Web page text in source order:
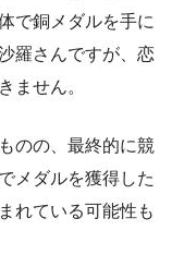
で銅メダルを手に
羅さんですが、恋
ません。
のの、最終的に競
メダルを獲得した
れている可能性も